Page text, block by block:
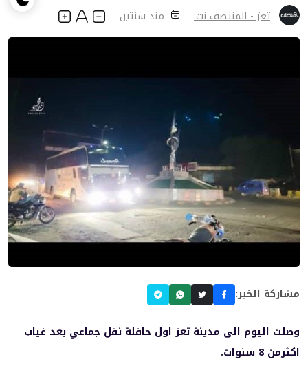
تعز - المنتصف نت: منذ سنتين
مشاركة الخبر:
وصلت اليوم الى مدينة تعز اول حافلة نقل جماعي بعد غياب
اكثرمن 8 سنوات.